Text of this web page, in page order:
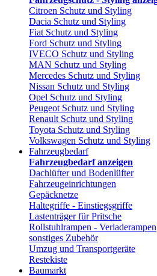
Citroen Schutz und Styling
Dacia Schutz und Styling
Fiat Schutz und Styling
Ford Schutz und Styling
IVECO Schutz und Styling
MAN Schutz und Styling
Mercedes Schutz und Styling
Nissan Schutz und Styling
Opel Schutz und Styling
Peugeot Schutz und Styling
Renault Schutz und Styling
Toyota Schutz und Styling
Volkswagen Schutz und Styling
Fahrzeugbedarf
Fahrzeugbedarf anzeigen
Dachlüfter und Bodenlüfter
Fahrzeugeinrichtungen
Gepäcknetze
Haltegriffe - Einstiegsgriffe
Lastenträger für Pritsche
Rollstuhlrampen - Verladerampen
sonstiges Zubehör
Umzug und Transportgeräte
Restekiste
Baumarkt